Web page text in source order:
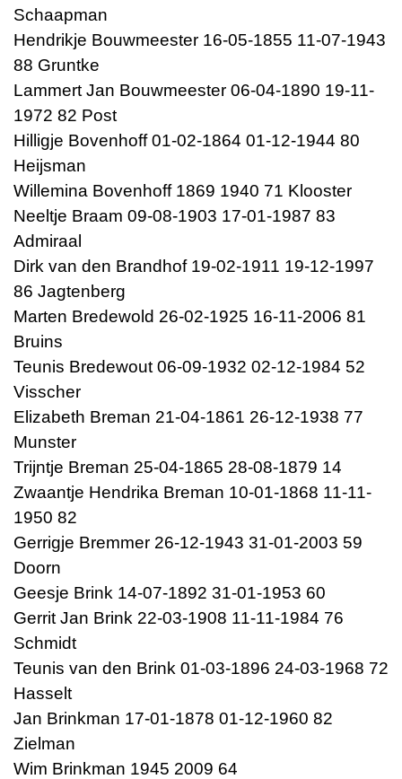
Schaapman
Hendrikje Bouwmeester 16-05-1855 11-07-1943
88 Gruntke
Lammert Jan Bouwmeester 06-04-1890 19-11-
1972 82 Post
Hilligje Bovenhoff 01-02-1864 01-12-1944 80
Heijsman
Willemina Bovenhoff 1869 1940 71 Klooster
Neeltje Braam 09-08-1903 17-01-1987 83
Admiraal
Dirk van den Brandhof 19-02-1911 19-12-1997
86 Jagtenberg
Marten Bredewold 26-02-1925 16-11-2006 81
Bruins
Teunis Bredewout 06-09-1932 02-12-1984 52
Visscher
Elizabeth Breman 21-04-1861 26-12-1938 77
Munster
Trijntje Breman 25-04-1865 28-08-1879 14
Zwaantje Hendrika Breman 10-01-1868 11-11-
1950 82
Gerrigje Bremmer 26-12-1943 31-01-2003 59
Doorn
Geesje Brink 14-07-1892 31-01-1953 60
Gerrit Jan Brink 22-03-1908 11-11-1984 76
Schmidt
Teunis van den Brink 01-03-1896 24-03-1968 72
Hasselt
Jan Brinkman 17-01-1878 01-12-1960 82
Zielman
Wim Brinkman 1945 2009 64